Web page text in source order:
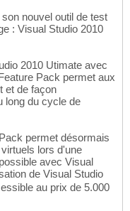
nouvel outil de test
: Visual Studio 2010
2010 Utimate avec
Pack permet aux
et de façon
long du cycle de
permet désormais
lors d'une
avec Visual
de Visual Studio
au prix de 5.000 